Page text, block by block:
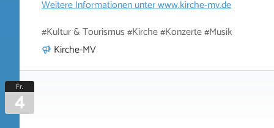
Weitere Informationen unterwww.kirche-mv.de
#Kultur & Tourismus #Kirche #Konzerte #Musik
Kirche-MV
Fr.
4